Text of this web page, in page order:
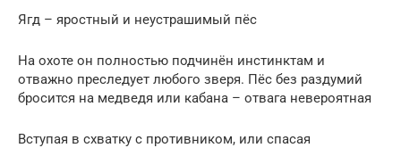
Ягд – яростный и неустрашимый пёс
На охоте он полностью подчинён инстинктам и
отважно преследует любого зверя. Пёс без раздумий
бросится на медведя или кабана – отвага невероятная
Вступая в схватку с противником, или спасая